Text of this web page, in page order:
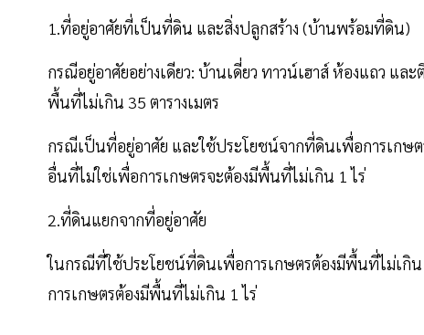
1.ที่อยู่อาศัยที่เป็นที่ดิน และสิ่งปลูกสร้าง (บ้านพร้อมที่ดิน)
กรณีอยู่อาศัยอย่างเดียว: บ้านเดี่ยว ทาวน์เฮาส์ ห้องแถว แ
พื้นที่ไม่เกิน 35 ตารางเมตร
กรณีเป็นที่อยู่อาศัย และใช้ประโยชน์จากที่ดินเพื่อการเก
อื่นที่ไม่ใช่เพื่อการเกษตรจะต้องมีพื้นที่ไม่เกิน 1 ไร่
2.ที่ดินแยกจากที่อยู่อาศัย
ในกรณีที่ใช้ประโยชน์ที่ดินเพื่อการเกษตรต้องมีพื้นที่ไม่เกิ
การเกษตรต้องมีพื้นที่ไม่เกิน 1 ไร่